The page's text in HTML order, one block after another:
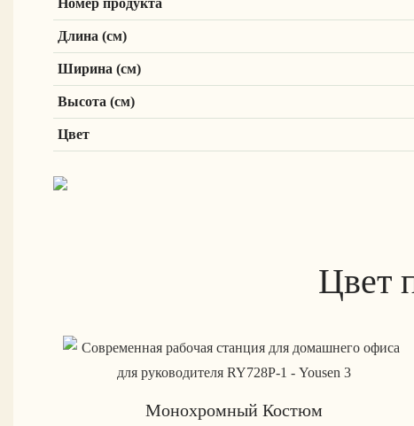
Номер продукта
Длина (см)
Ширина (см)
Высота (см)
Цвет
Цвет
Монохромный Костюм